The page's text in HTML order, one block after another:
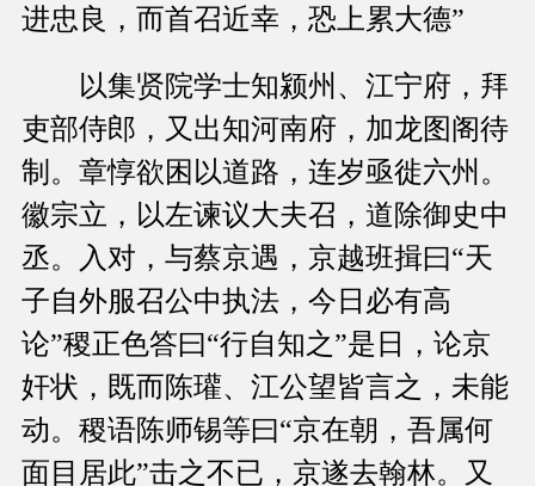
进忠良，而首召近幸，恐上累大德”
以集贤院学士知颍州、江宁府，拜
吏部侍郎，又出知河南府，加龙图阁待
制。章惇欲困以道路，连岁亟徙六州。
徽宗立，以左谏议大夫召，道除御史中
丞。入对，与蔡京遇，京越班揖曰“天
子自外服召公中执法，今日必有高
论”稷正色答曰“行自知之”是日，论京
奸状，既而陈瓘、江公望皆言之，未能
动。稷语陈师锡等曰“京在朝，吾属何
面目居此”击之不已，京遂去翰林。又